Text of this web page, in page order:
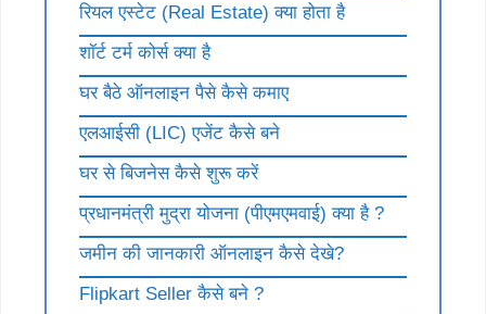
रियल एस्टेट (Real Estate) क्या होता है
शॉर्ट टर्म कोर्स क्या है
घर बैठे ऑनलाइन पैसे कैसे कमाए
एलआईसी (LIC) एजेंट कैसे बने
घर से बिजनेस कैसे शुरू करें
प्रधानमंत्री मुद्रा योजना (पीएमएमवाई) क्या है ?
जमीन की जानकारी ऑनलाइन कैसे देखे?
Flipkart Seller कैसे बने ?